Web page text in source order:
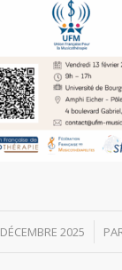
2025
/